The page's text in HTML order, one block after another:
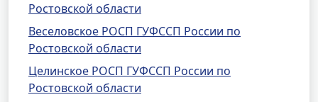
Ростовской области
Веселовское РОСП ГУФССП России по
Ростовской области
Целинское РОСП ГУФССП России по
Ростовской области